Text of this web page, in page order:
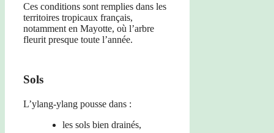
Ces conditions sont remplies dans les
territoires tropicaux français,
notamment en Mayotte, où l’arbre
fleurit presque toute l’année.
Sols
L’ylang-ylang pousse dans :
les sols bien drainés,